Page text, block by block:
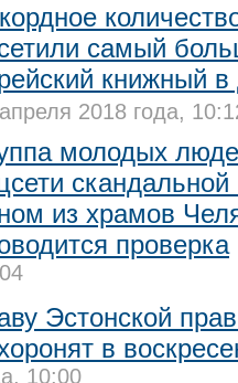
самый
книжный в
2018 года,
молодых
из храмов
проверка
Эстонской
в